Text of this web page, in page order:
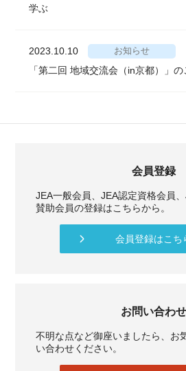
学ぶ
2023.10.10 お知らせ
「第二回 地域交流会（in京都）」
会員登録
JEA一般会員、JEA認定資格会員
賛助会員の登録はこちらから。
会員登録はこち
お問い合わせ
不明な点など御座いましたら、お
い合わせください。